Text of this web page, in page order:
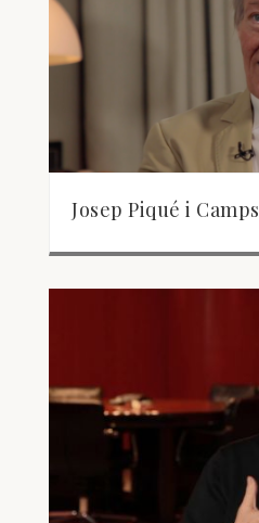
Josep Piqué i Camps